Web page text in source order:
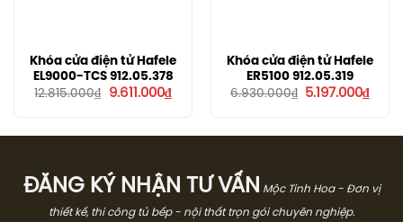
Khóa cửa điện tử Hafele
EL9000-TCS 912.05.378
12.815.000₫
Giá
9.611.000₫Giá
9.611.000₫.
Khóa cửa điện tử Hafele
ER5100 912.05.319
6.930.000₫
Giá
5.197.000₫Giá
ĐĂNG KÝ NHẬN TƯ VẤN
Mộc Tinh Hoa - Đơn vị
thiết kế, thi công tủ bếp - nội thất trọn gói chuyên nghiệp.